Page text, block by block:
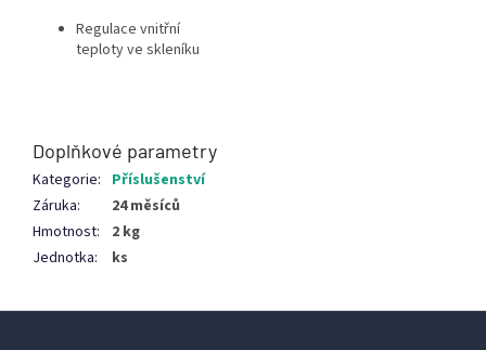
Regulace vnitřní
teploty ve skleníku
Doplňkové parametry
Kategorie: Příslušenství
Záruka:
24 měsíců
Hmotnost:
2 kg
Jednotka: ks